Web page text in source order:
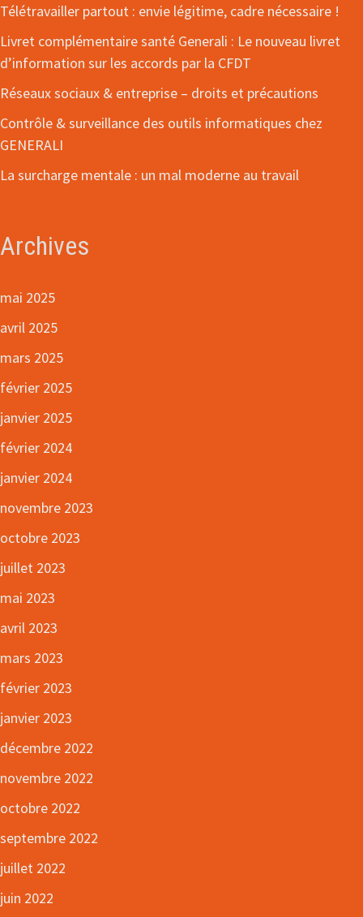
Télétravailler partout : envie légitime, cadre nécessaire !
Livret complémentaire santé Generali : Le nouveau livret
d’information sur les accords par la CFDT
Réseaux sociaux & entreprise – droits et précautions
Contrôle & surveillance des outils informatiques chez
GENERALI
La surcharge mentale : un mal moderne au travail
Archives
mai 2025
avril 2025
mars 2025
février 2025
janvier 2025
février 2024
janvier 2024
novembre 2023
octobre 2023
juillet 2023
mai 2023
avril 2023
mars 2023
février 2023
janvier 2023
décembre 2022
novembre 2022
octobre 2022
septembre 2022
juillet 2022
juin 2022